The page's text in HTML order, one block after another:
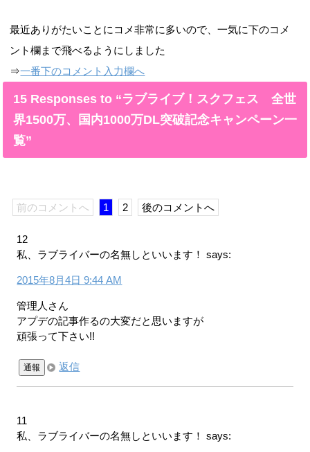
最近ありがたいことにコメ非常に多いので、一気に下のコメ
ント欄まで飛べるようにしました
⇒一番下のコメント入力欄へ
15 Responses to “ラブライブ！スクフェス 全世
界1500万、国内1000万DL突破記念キャンペーン一
覧”
前のコメントへ 1 2 後のコメントへ
12
私、ラブライバーの名無しといいます！
says:
2015年8月4日 9:44 AM
管理人さん
アプデの記事作るの大変だと思いますが
頑張って下さい!!
通報 返信
11
私、ラブライバーの名無しといいます！
says: